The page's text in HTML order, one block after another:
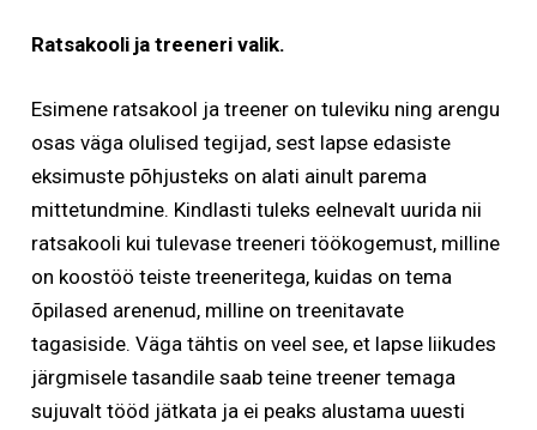
Ratsakooli ja treeneri valik.
Esimene ratsakool ja treener on tuleviku ning arengu
osas väga olulised tegijad, sest lapse edasiste
eksimuste põhjusteks on alati ainult parema
mittetundmine. Kindlasti tuleks eelnevalt uurida nii
ratsakooli kui tulevase treeneri töökogemust, milline
on koostöö teiste treeneritega, kuidas on tema
õpilased arenenud, milline on treenitavate
tagasiside. Väga tähtis on veel see, et lapse liikudes
järgmisele tasandile saab teine treener temaga
sujuvalt tööd jätkata ja ei peaks alustama uuesti